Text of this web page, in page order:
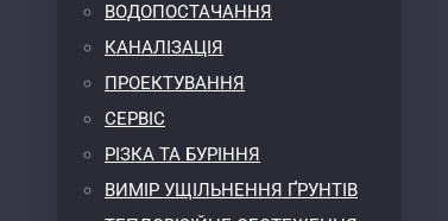
ВОДОПОСТАЧАННЯ
КАНАЛІЗАЦІЯ
ПРОЕКТУВАННЯ
СЕРВІС
РІЗКА ТА БУРІННЯ
ВИМІР УЩІЛЬНЕННЯ ҐРУНТІВ